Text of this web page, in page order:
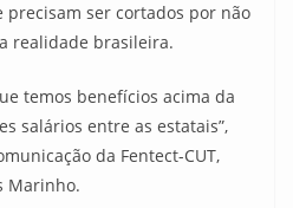
precisam ser cortados por não
realidade brasileira.
temos benefícios acima da
salários entre as estatais”,
da Fentect-CUT,
Marinho.